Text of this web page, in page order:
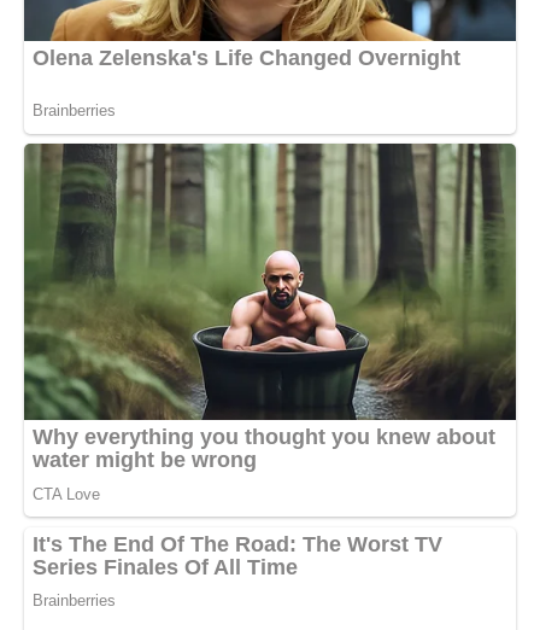
А поки що… а поки що я знову йду на кухню. Мама знову
щось переплутала. Сьогодні вона переконана, що ми
повинні готуватися до свята, якого не існує.
— Донечко, де моя сукня? — питає вона, метушачись по
кімнаті. — Ми ж запізнимося!
немає. Я допомагаю їй одягнутися, розчісую її волосся.
Вона посміхається мені — не як доньці, а як помічниці. Але
для мене це не має значення.